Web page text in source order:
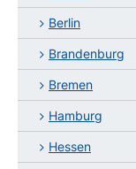
Berlin
Brandenburg
Bremen
Hamburg
Hessen